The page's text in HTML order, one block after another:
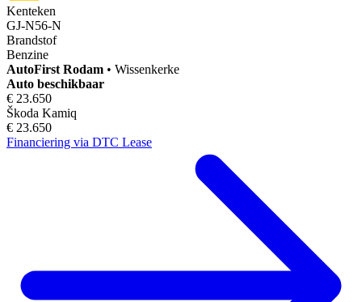
Kenteken
GJ-N56-N
Brandstof
Benzine
AutoFirst Rodam • Wissenkerke
Auto beschikbaar
€ 23.650
Škoda Kamiq
€ 23.650
Financiering via DTC Lease